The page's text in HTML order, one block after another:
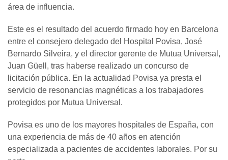
área de influencia.
Este es el resultado del acuerdo firmado hoy en Barcelona
entre el consejero delegado del Hospital Povisa, José
Bernardo Silveira, y el director gerente de Mutua Universal,
Juan Güell, tras haberse realizado un concurso de
licitación pública. En la actualidad Povisa ya presta el
servicio de resonancias magnéticas a los trabajadores
protegidos por Mutua Universal.
Povisa es uno de los mayores hospitales de España, con
una experiencia de más de 40 años en atención
especializada a pacientes de accidentes laborales. Por su